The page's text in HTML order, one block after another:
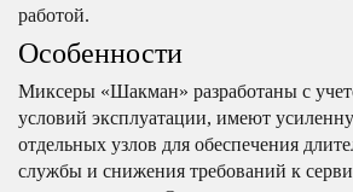
работой.
Особенности
Миксеры «Шакман» разработаны с
условий эксплуатации, имеют
отдельных узлов для обеспечения
службы и снижения требований к